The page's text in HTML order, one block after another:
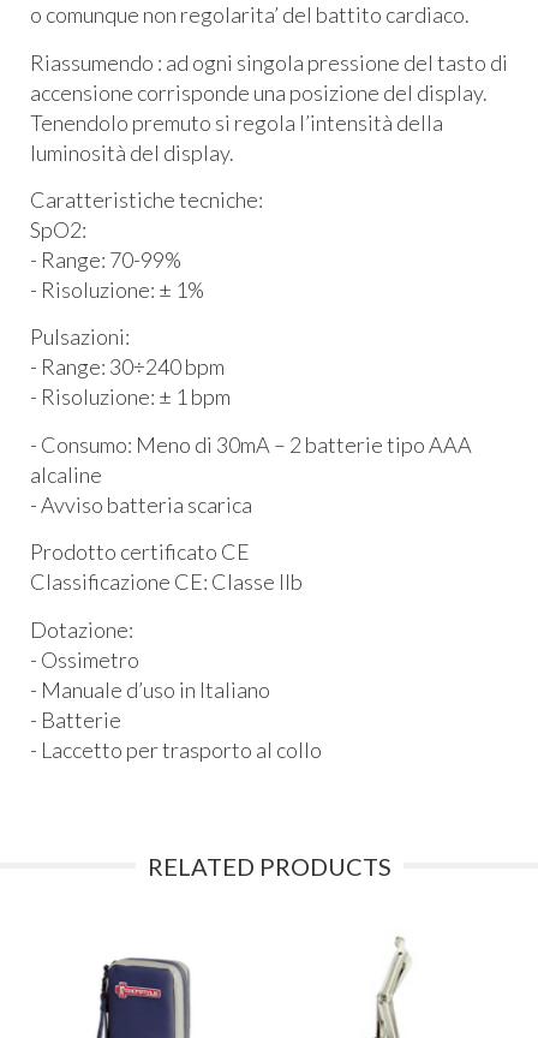
o comunque non regolarita’ del battito cardiaco.
Riassumendo : ad ogni singola pressione del tasto di
accensione corrisponde una posizione del display.
Tenendolo premuto si regola l’intensità della
luminosità del display.
Caratteristiche tecniche:
SpO2:
- Range: 70-99%
- Risoluzione: ± 1%
Pulsazioni:
- Range: 30÷240 bpm
- Risoluzione: ± 1 bpm
- Consumo: Meno di 30mA – 2 batterie tipoAAA
alcaline
- Avviso batteria scarica
Prodotto certificato CE
Classificazione CE: Classe IIb
Dotazione:
- Ossimetro
- Manuale d’uso in Italiano
- Batterie
- Laccetto per trasporto al collo
RELATED PRODUCTS